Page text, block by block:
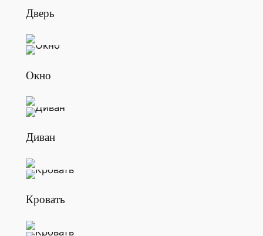
Дверь
Окно
Диван
Кровать